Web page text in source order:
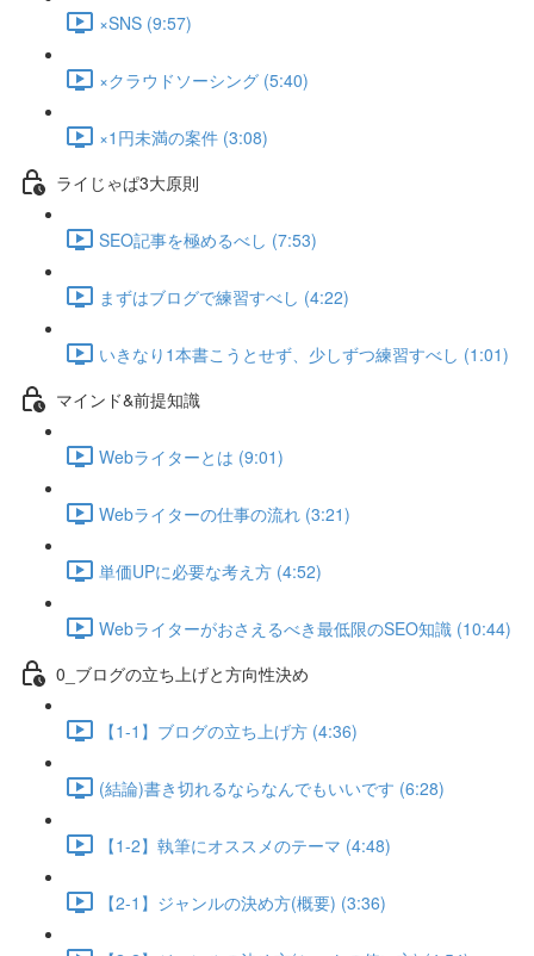
×SNS (9:57)
×クラウドソーシング (5:40)
×1円未満の案件 (3:08)
ライじゃぱ3大原則
SEO記事を極めるべし (7:53)
まずはブログで練習すべし (4:22)
いきなり1本書こうとせず、少しずつ練習すべし (1:01)
マインド&前提知識
Webライターとは (9:01)
Webライターの仕事の流れ (3:21)
単価UPに必要な考え方 (4:52)
Webライターがおさえるべき最低限のSEO知識 (10:44)
0_ブログの立ち上げと方向性決め
【1-1】ブログの立ち上げ方 (4:36)
(結論)書き切れるならなんでもいいです (6:28)
【1-2】執筆にオススメのテーマ (4:48)
【2-1】ジャンルの決め方(概要) (3:36)